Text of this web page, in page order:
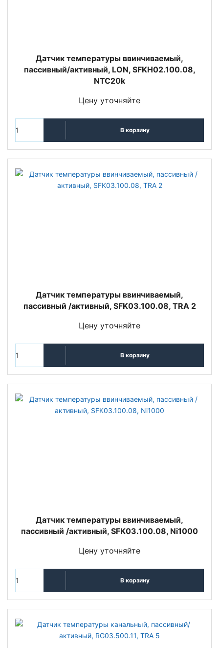
Датчик температуры ввинчиваемый,
пассивный/активный, LON, SFKH02.100.08,
NTC20k
Цену уточняйте
В корзину
Датчик температуры ввинчиваемый,
пассивный /активный, SFK03.100.08, TRA 2
Цену уточняйте
В корзину
Датчик температуры ввинчиваемый,
пассивный /активный, SFK03.100.08, Ni1000
Цену уточняйте
В корзину